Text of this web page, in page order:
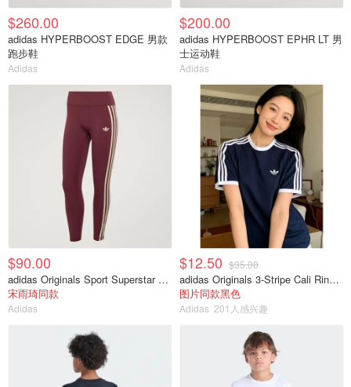
$260.00
adidas HYPERBOOST EDGE 男款
跑步鞋
Adidas
$200.00
adidas HYPERBOOST EPHR LT 男
士运动鞋
Adidas
$90.00
adidas Originals Sport Superstar 7/8紧身裤
宋雨琦同款
Adidas
$12.50 $35.00
adidas Originals 3-Stripe Cali Ringer 短袖T恤
图片同款黑色
Adidas 201人感兴趣